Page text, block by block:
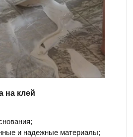
на клей
и надежные материалы;